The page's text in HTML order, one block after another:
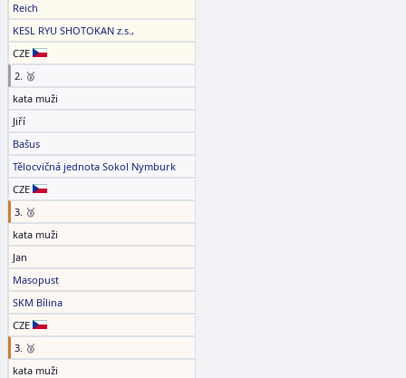
Reich
KESL RYU SHOTOKAN z.s.,
CZE
2. 🥈
kata muži
Jiří
Bašus
Tělocvičná jednota Sokol Nymburk
CZE
3. 🥉
kata muži
Jan
Masopust
SKM Bílina
CZE
3. 🥉
kata muži